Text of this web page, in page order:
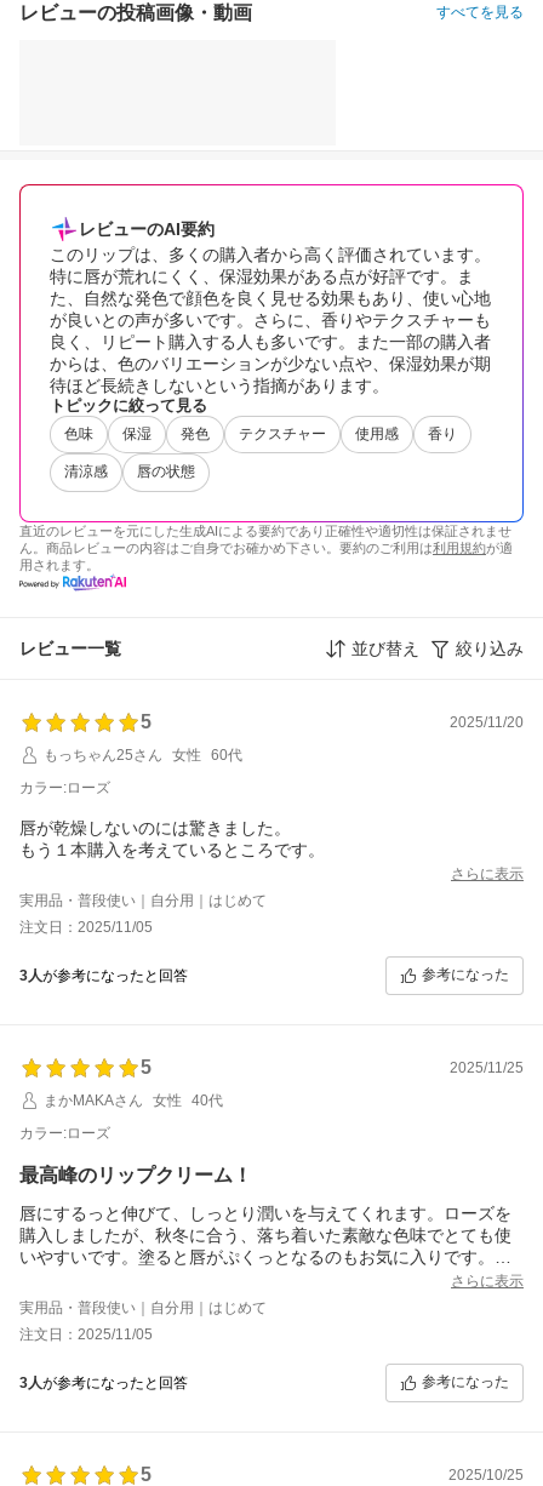
レビューの投稿画像・動画 すべてを見る
レビューのAI要約
このリップは、多くの購入者から高く評価されています。
特に唇が荒れにくく、保湿効果がある点が好評です。ま
た、自然な発色で顔色を良く見せる効果もあり、使い心地
が良いとの声が多いです。さらに、香りやテクスチャーも
良く、リピート購入する人も多いです。また一部の購入者
からは、色のバリエーションが少ない点や、保湿効果が期
待ほど長続きしないという指摘があります。
トピックに絞って見る
色味 保湿 発色 テクスチャー 使用感 香り
清涼感 唇の状態
直近のレビューを元にした生成AIによる要約であり正確性や適切性は保証されませ
ん。商品レビューの内容はご自身でお確かめ下さい。要約のご利用は利用規約が適
用されます。
レビュー一覧 並び替え 絞り込み
5
2025/11/20
もっちゃん25さん
女性
60代
カラー:ローズ
唇が乾燥しないのには驚きました。
もう１本購入を考えているところです。
さらに表示
実用品・普段使い｜自分用｜はじめて
注文日：2025/11/05
3人が参考になったと回答 参考になった
5
2025/11/25
まかMAKAさん
女性
40代
カラー:ローズ
最高峰のリップクリーム！
唇にするっと伸びて、しっとり潤いを与えてくれます。ローズを
購入しましたが、秋冬に合う、落ち着いた素敵な色味でとても使
いやすいです。塗ると唇がぷくっとなるのもお気に入りです。さ
すがのラ・メールさんなので、お値段はしますが気分があがる良
いお買い物しました。
さらに表示
実用品・普段使い｜自分用｜はじめて
注文日：2025/11/05
3人が参考になったと回答 参考になった
5
2025/10/25